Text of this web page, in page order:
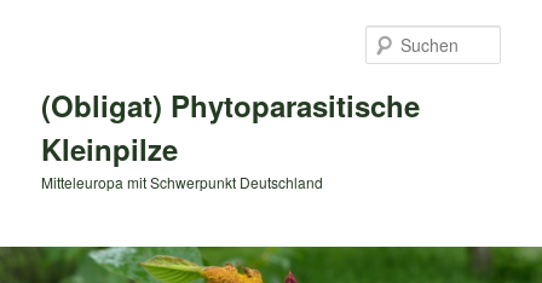
(Obligat) Phytoparasitische
Kleinpilze
Mitteleuropa mit Schwerpunkt Deutschland